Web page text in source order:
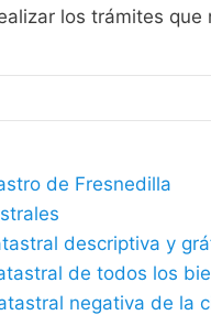
los trámites
de Fresnedilla
descriptiva y
de todos los
negativa de la